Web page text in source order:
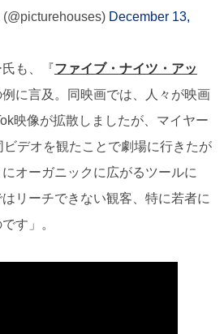
December 13,
も、『ファイブ・ナイツ・アッ
に言及。同映画では、人々が映画
映像が拡散しましたが、マイヤー
デオを観たことで劇場に行きたが
オーガニックに広がるツールに
リーチできない観客、特に若者に
す」。